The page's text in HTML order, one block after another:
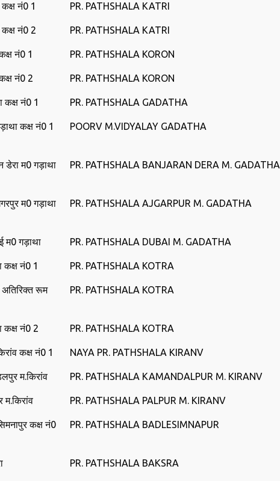
कक्ष नं0 1 PR. PATHSHALA KATRI
कक्ष नं0 2 PR. PATHSHALA KATRI
नं0 1 PR. PATHSHALA KORON
कक्ष नं0 2 PR. PATHSHALA KORON
कक्ष नं0 1 PR. PATHSHALA GADATHA
कक्ष नं0 1 POORV M.VIDYALAY GADATHA
डेरा म0 गड़ाथा
PR. PATHSHALA BANJARAN DERA M. GADATHA
म0 गड़ाथा
PR. PATHSHALA AJGARPUR M. GADATHA
म0 गड़ाथा PR. PATHSHALA DUBAI M. GADATHA
कक्ष नं0 1 PR. PATHSHALA KOTRA
अतिरिक्त रूम
PR. PATHSHALA KOTRA
कक्ष नं0 2 PR. PATHSHALA KOTRA
कक्ष नं0 1 NAYA PR. PATHSHALA KIRANV
म.किरांव PR. PATHSHALA KAMANDALPUR M. KIRANV
म.किरांव PR. PATHSHALA PALPUR M. KIRANV
कक्ष नं0
PR. PATHSHALA BADLESIMNAPUR
PR. PATHSHALA BAKSRA